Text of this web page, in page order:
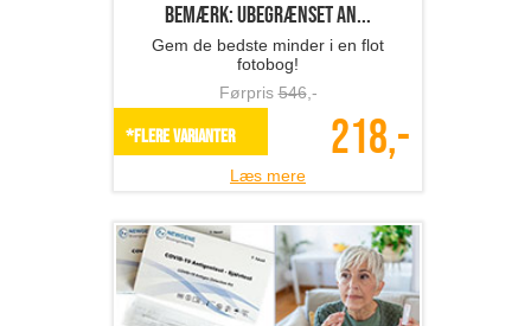
Bemærk: Ubegrænset an...
Gem de bedste minder i en flot
fotobog!
Førpris546,-
*Flere varianter 218,-
Læs mere